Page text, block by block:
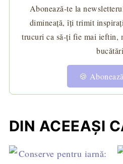
Abonează-te la
dimineață, îți trimit
trucuri ca să-ți fie mai ieftin,
🍪
DIN ACEEAȘI